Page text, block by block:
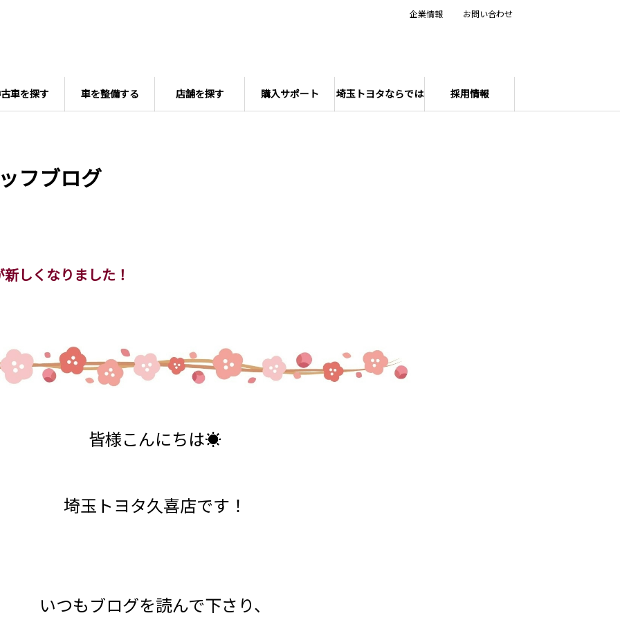
車を探す 車を整備する 店舗を探す 購入サポート 埼玉トヨタならでは 採用情報
企業情報 お問い合わせ
フブログ
しくなりました！
皆様こんにちは☀
埼玉トヨタ久喜店です！
いつもブログを読んで下さり、